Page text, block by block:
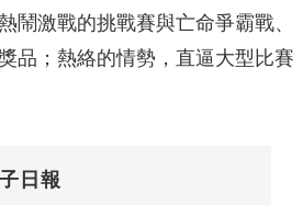
鬧激戰的挑戰賽與亡命爭霸戰、
品；熱絡的情勢，直逼大型比賽
日報